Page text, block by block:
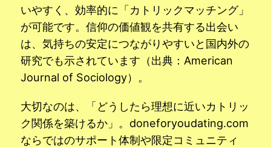
いやすく、効率的に「カトリックマッチング」
が可能です。信仰の価値観を共有する出会い
は、気持ちの安定につながりやすいと国内外の
研究でも示されています（出典：American
Journal of Sociology）。
大切なのは、「どうしたら理想に近いカトリッ
ク関係を築けるか」。doneforyoudating.com
ならではのサポート体制や限定コミュニティ